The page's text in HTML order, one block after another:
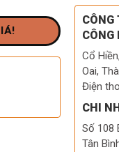
CÔNG
CÔNG
Cổ
Oai,
Điện
CHI
Số 108
Tân